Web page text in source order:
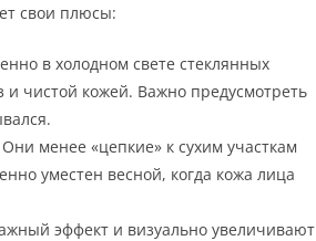
свои плюсы:
в холодном свете стеклянных
чистой кожей. Важно предусмотреть
менее «цепкие» к сухим участкам
уместен весной, когда кожа лица
эффект и визуально увеличивают